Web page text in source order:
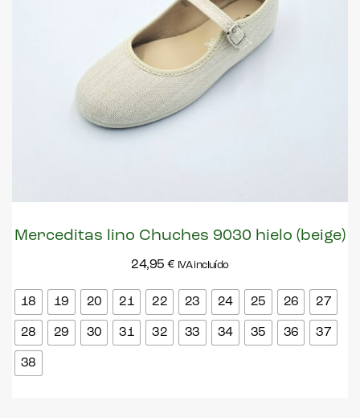
Merceditas lino Chuches 9030 hielo (beige)
24,95 € IVA incluído
18 19 20 21 22 23 24 25 26 27
28 29 30 31 32 33 34 35 36 37
38